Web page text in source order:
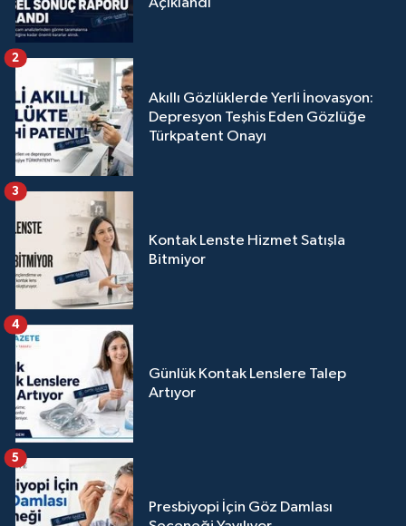
Akıllı Gözlüklerde Yerli İnovasyon:
Depresyon Teşhis Eden Gözlüğe
Türkpatent Onayı
2
Kontak Lenste Hizmet Satışla
Bitmiyor
3
Günlük Kontak Lenslere Talep
Artıyor
4
Presbiyopi İçin Göz Damlası
5